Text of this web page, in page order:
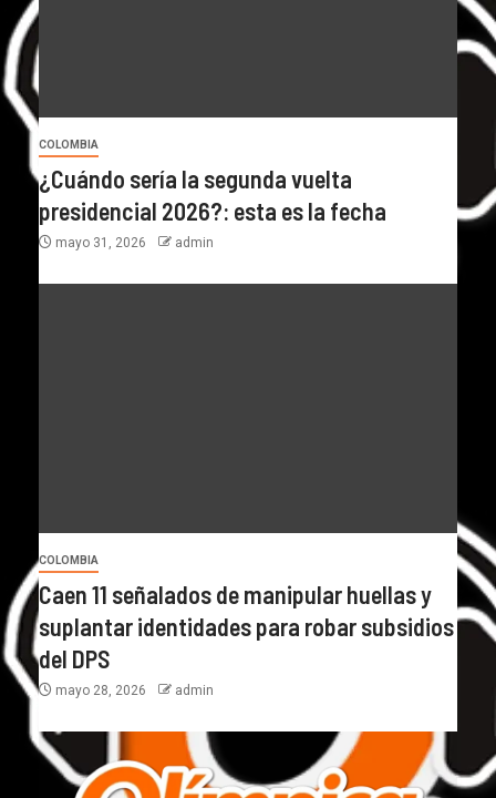
COLOMBIA
¿Cuándo sería la segunda vuelta
presidencial 2026?: esta es la fecha
mayo 31, 2026 admin
COLOMBIA
Caen 11 señalados de manipular huellas y
suplantar identidades para robar subsidios
del DPS
mayo 28, 2026 admin